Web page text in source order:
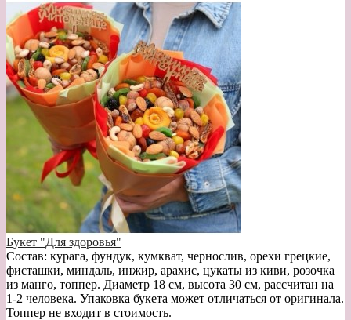
Букет "Для здоровья"
Состав: курага, фундук, кумкват, чернослив, орехи грецкие,
фисташки, миндаль, инжир, арахис, цукаты из киви, розочка
из манго, топпер. Диаметр 18 см, высота 30 см, рассчитан на
1-2 человека. Упаковка букета может отличаться от оригинала.
Топпер не входит в стоимость.